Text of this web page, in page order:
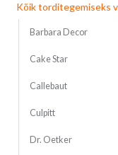
Kõik torditegemiseks
Barbara Decor
Cake Star
Callebaut
Culpitt
Dr. Oetker